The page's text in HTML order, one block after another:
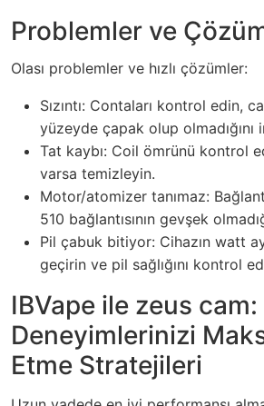
Problemler ve
Olası problemler ve hızlı çözümler:
Sızıntı: Contaları kontrol edin,
yüzeyde çapak olup olmadığını
Tat kaybı: Coil ömrünü kontrol
varsa temizleyin.
Motor/atomizer tanımaz:
510 bağlantısının gevşek
Pil çabuk bitiyor: Cihazın watt
geçirin ve pil sağlığını kontrol
IBVape ile zeus cam:
Deneyimlerinizi
Etme Stratejileri